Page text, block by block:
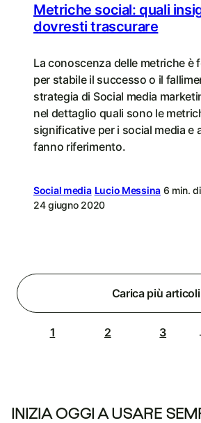
Metriche social: quali
dovresti trascurare
La conoscenza delle metriche è
per stabile il successo o il
strategia di Social media
nel dettaglio quali sono le
significative per i social media e
fanno riferimento.
Social media Lucio Messina 6 min.
24 giugno 2020
Carica più articoli
1 2 3
INIZIA OGGI A USARE